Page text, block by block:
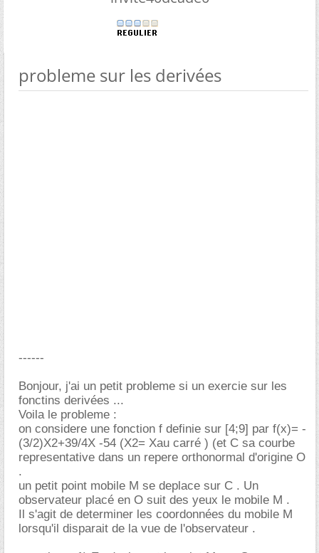
probleme sur les derivées
------
Bonjour, j'ai un petit probleme si un exercie sur les
fonctins derivées ...
Voila le probleme :
on considere une fonction f definie sur [4;9] par f(x)= -
(3/2)X2+39/4X -54 (X2= Xau carré ) (et C sa courbe
representative dans un repere orthonormal d'origine O
.
un petit point mobile M se deplace sur C . Un
observateur placé en O suit des yeux le mobile M .
Il s'agit de determiner les coordonnées du mobile M
lorsqu'il disparait de la vue de l'observateur .